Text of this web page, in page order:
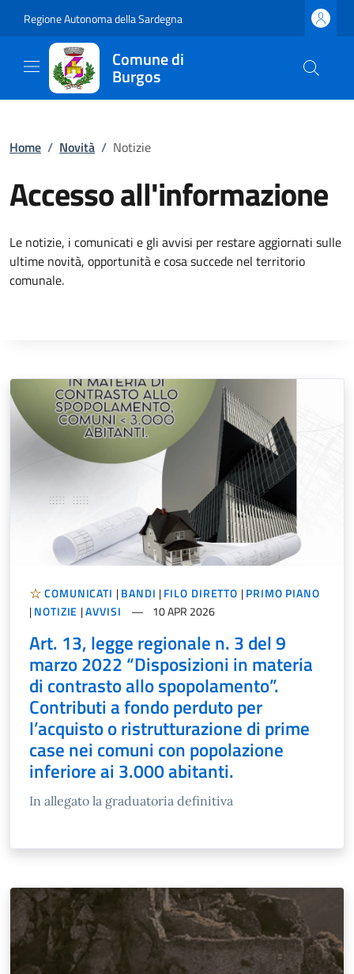
Regione Autonoma della Sardegna
Comune di
Burgos
Home / Novità / Notizie
Accesso all'informazione
Le notizie, i comunicati e gli avvisi per restare aggiornati sulle
ultime novità, opportunità e cosa succede nel territorio
comunale.
COMUNICATI |BANDI |FILO DIRETTO |PRIMO PIANO
|NOTIZIE |AVVISI 10 APR 2026
Art. 13, legge regionale n. 3 del 9
marzo 2022 “Disposizioni in materia
di contrasto allo spopolamento”.
Contributi a fondo perduto per
l’acquisto o ristrutturazione di prime
case nei comuni con popolazione
inferiore ai 3.000 abitanti.
In allegato la graduatoria definitiva